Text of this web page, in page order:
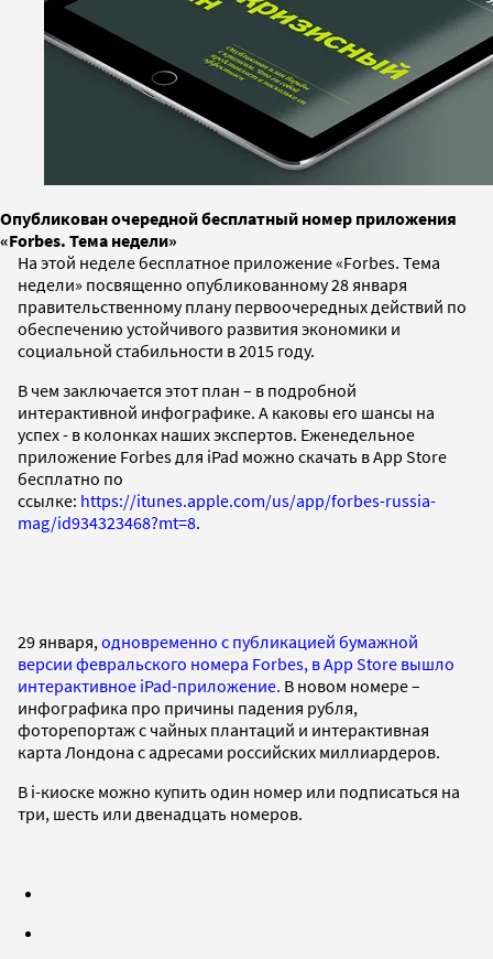
Опубликован очередной бесплатный номер приложения
«Forbes. Тема недели»
На этой неделе бесплатное приложение «Forbes. Тема
недели» посвященно опубликованному 28 января
правительственному плану первоочередных действий по
обеспечению устойчивого развития экономики и
социальной стабильности в 2015 году.
В чем заключается этот план – в подробной
интерактивной инфографике. А каковы его шансы на
успех - в колонках наших экспертов. Еженедельное
приложение Forbes для iPad можно скачать в App Store
бесплатно по
ссылке: https://itunes.apple.com/us/app/forbes-russia-
mag/id934323468?mt=8.
29 января, одновременно с публикацией бумажной
версии февральского номера Forbes, в App Store вышло
интерактивное iPad-приложение. В новом номере –
инфографика про причины падения рубля,
фоторепортаж с чайных плантаций и интерактивная
карта Лондона с адресами российских миллиардеров.
В i-киоске можно купить один номер или подписаться на
три, шесть или двенадцать номеров.